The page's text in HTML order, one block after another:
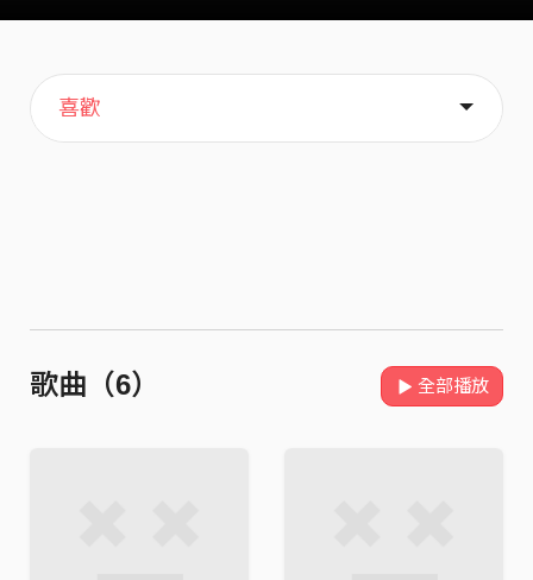
主頁
歌單
喜歡
關於
歌曲（6） 全部播放